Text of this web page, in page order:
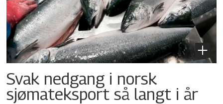
Svak nedgang i norsk
sjømateksport så langt i år